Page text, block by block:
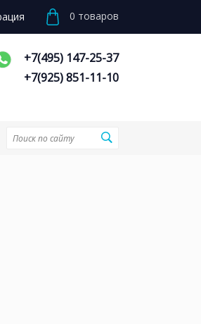
0 товаров
+7(495) 147-25-37
+7(925) 851-11-10